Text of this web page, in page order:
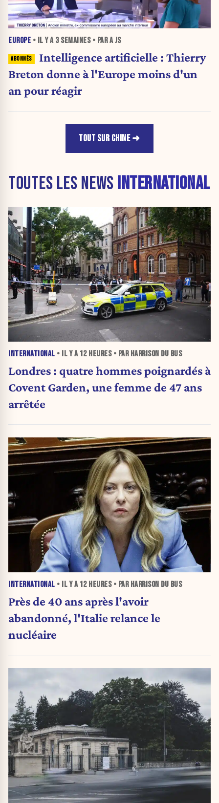
EUROPE • IL Y A 3 SEMAINES• PAR A JS
Intelligence artificielle : Thierry
Breton donne à l'Europe moins d'un
an pour réagir
TOUT SUR CHINE
TOUTES LES NEWS INTERNATIONAL
INTERNATIONAL • IL Y A 12 HEURES• PAR HARRISON DU BUS
Londres : quatre hommes poignardés à
Covent Garden, une femme de 47 ans
arrêtée
INTERNATIONAL • IL Y A 12 HEURES• PAR HARRISON DU BUS
Près de 40 ans après l'avoir
abandonné, l'Italie relance le
nucléaire